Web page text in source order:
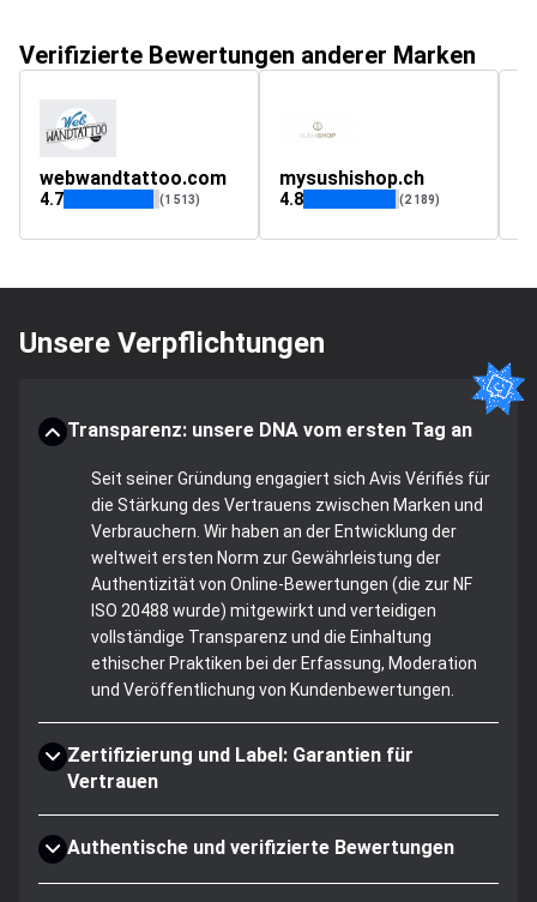
Verifizierte Bewertungen anderer Marken
webwandtattoo.com
4.7 (1 513)
mysushishop.ch
4.8 (2 189)
Unsere Verpflichtungen
Transparenz: unsere DNA vom ersten Tag an
Seit seiner Gründung engagiert sich Avis Vérifiés für
die Stärkung des Vertrauens zwischen Marken und
Verbrauchern. Wir haben an der Entwicklung der
weltweit ersten Norm zur Gewährleistung der
Authentizität von Online-Bewertungen (die zur NF
ISO 20488 wurde) mitgewirkt und verteidigen
vollständige Transparenz und die Einhaltung
ethischer Praktiken bei der Erfassung, Moderation
und Veröffentlichung von Kundenbewertungen.
Zertifizierung und Label: Garantien für
Vertrauen
Authentische und verifizierte Bewertungen